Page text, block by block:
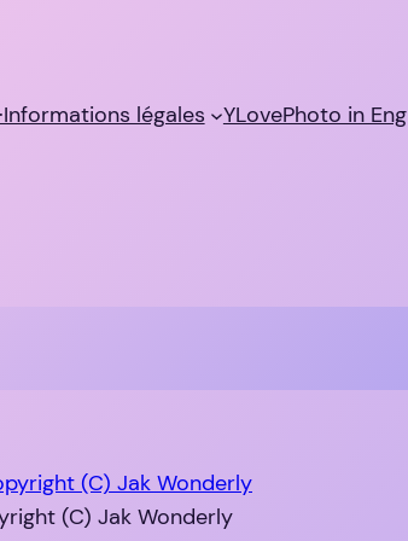
·Informations légales YLovePhoto in
(C) Jak Wonderly